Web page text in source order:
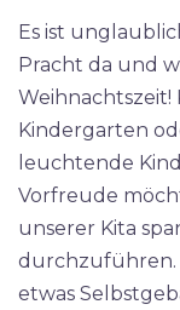
Es ist
Pracht da und
Weihnachtszeit!
Kindergarten
leuchtende
Vorfreude
unserer Kita
durchzuführen.
etwas